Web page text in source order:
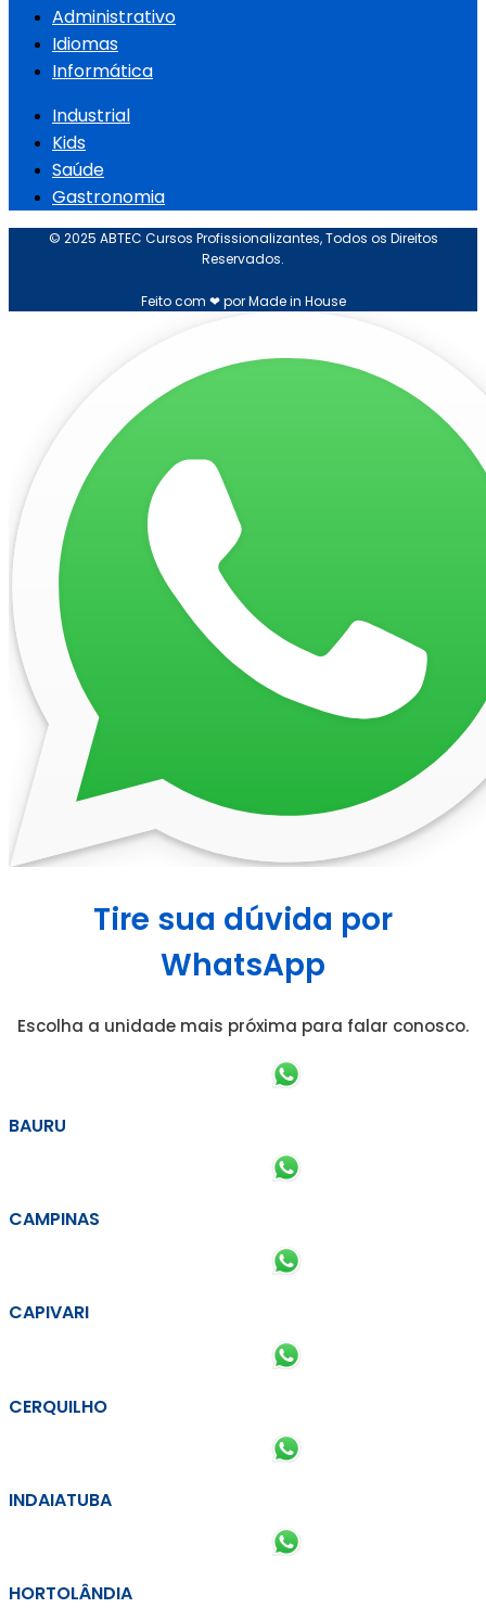
Administrativo
Idiomas
Informática
Industrial
Kids
Saúde
Gastronomia
© 2025 ABTEC Cursos Profissionalizantes, Todos os Direitos
Reservados.
Feito com ❤ por Made in House
Tire sua dúvida por
WhatsApp
Escolha a unidade mais próxima para falar conosco.
BAURU
CAMPINAS
CAPIVARI
CERQUILHO
INDAIATUBA
HORTOLÂNDIA